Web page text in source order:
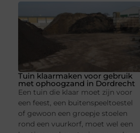
Tuin klaarmaken voor gebruik
met ophoogzand in Dordrecht
Een tuin die klaar moet zijn voor
een feest, een buitenspeeltoestel
of gewoon een groepje stoelen
rond een vuurkorf, moet wel een